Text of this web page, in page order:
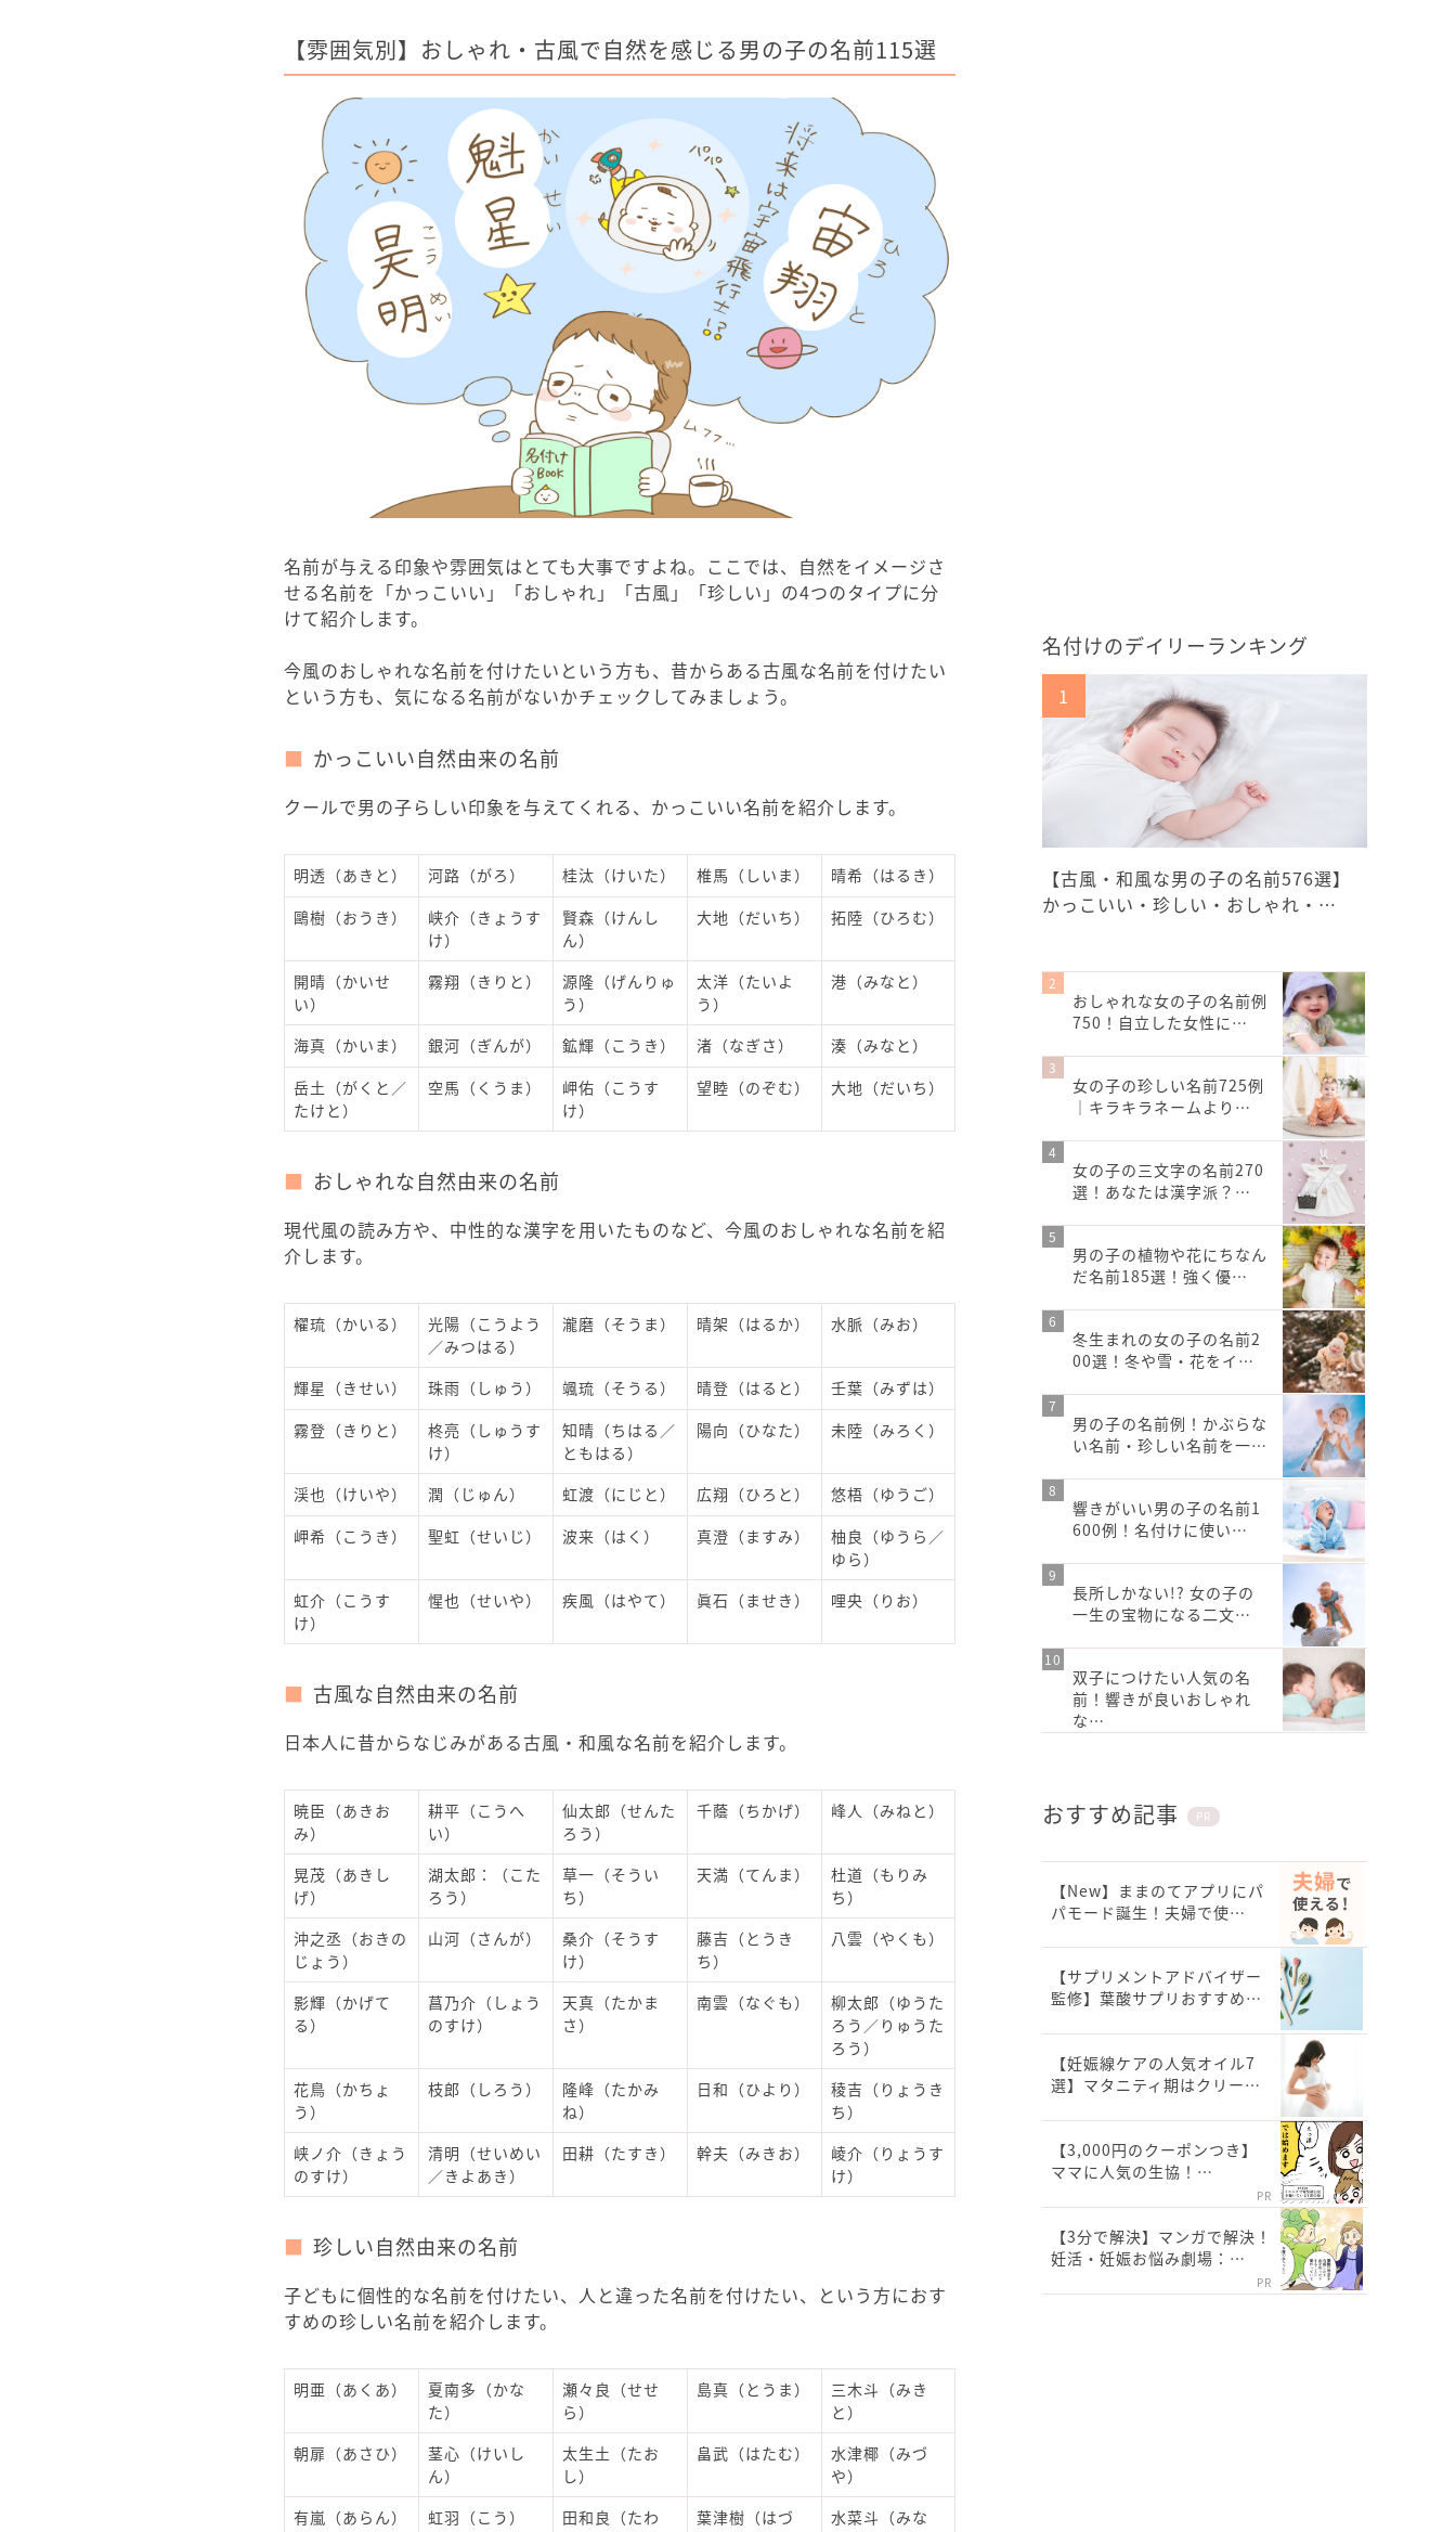
【雰囲気別】おしゃれ・古風で自然を感じる男の子の名前115選
名前が与える印象や雰囲気はとても大事ですよね。ここでは、自然をイメージさ
せる名前を「かっこいい」「おしゃれ」「古風」「珍しい」の4つのタイプに分
けて紹介します。
今風のおしゃれな名前を付けたいという方も、昔からある古風な名前を付けたい
という方も、気になる名前がないかチェックしてみましょう。
かっこいい自然由来の名前
クールで男の子らしい印象を与えてくれる、かっこいい名前を紹介します。
明透（あきと） 河路（がろ） 桂汰（けいた） 椎馬（しいま）
晴希（はるき）
鷗樹（おうき）
峡介（きょうす
け）
賢森（けんし
ん）
大地（だいち） 拓陸（ひろむ）
開晴（かいせ
い）
霧翔（きりと）
源隆（げんりゅ
う）
太洋（たいよ
う）
港（みなと）
海真（かいま） 銀河（ぎんが） 鉱輝（こうき） 渚（なぎさ）
湊（みなと）
岳土（がくと／
たけと）
空馬（くうま）
岬佑（こうす
け）
望睦（のぞむ） 大地（だいち）
おしゃれな自然由来の名前
現代風の読み方や、中性的な漢字を用いたものなど、今風のおしゃれな名前を紹
介します。
櫂琉（かいる）
光陽（こうよう
／みつはる）
瀧磨（そうま） 晴架（はるか） 水脈（みお）
輝星（きせい） 珠雨（しゅう） 颯琉（そうる） 晴登（はると）
壬葉（みずは）
霧登（きりと）
柊亮（しゅうす
け）
知晴（ちはる／
ともはる）
陽向（ひなた） 未陸（みろく）
渓也（けいや） 潤（じゅん） 虹渡（にじと） 広翔（ひろと）
悠梧（ゆうご）
岬希（こうき）
聖虹（せいじ） 波来（はく） 真澄（ますみ）
柚良（ゆうら／
ゆら）
虹介（こうす
け）
惺也（せいや） 疾風（はやて） 眞石（ませき） 哩央（りお）
古風な自然由来の名前
日本人に昔からなじみがある古風・和風な名前を紹介します。
暁臣（あきお
み）
耕平（こうへ
い）
仙太郎（せんた
ろう）
千蔭（ちかげ） 峰人（みねと）
晃茂（あきし
げ）
湖太郎：（こた
ろう）
草一（そうい
ち）
天満（てんま）
杜道（もりみ
ち）
沖之丞（おきの
じょう）
山河（さんが）
桑介（そうす
け）
藤吉（とうき
ち）
八雲（やくも）
影輝（かげて
る）
菖乃介（しょう
のすけ）
天真（たかま
さ）
南雲（なぐも）
柳太郎（ゆうた
ろう／りゅうた
ろう）
花鳥（かちょ
う）
枝郎（しろう）
隆峰（たかみ
ね）
日和（ひより）
稜吉（りょうき
ち）
峡ノ介（きょう
のすけ）
清明（せいめい
／きよあき）
田耕（たすき） 幹夫（みきお）
崚介（りょうす
け）
珍しい自然由来の名前
子どもに個性的な名前を付けたい、人と違った名前を付けたい、という方におす
すめの珍しい名前を紹介します。
明亜（あくあ）
夏南多（かな
た）
瀬々良（せせ
ら）
島真（とうま）
三木斗（みき
と）
朝扉（あさひ）
茎心（けいし
ん）
太生土（たお
し）
畠武（はたむ）
水津椰（みづ
や）
有嵐（あらん）
虹羽（こう）
田和良（たわ
葉津樹（はづ
水菜斗（みな
名付けのデイリーランキング
【古風・和風な男の子の名前576選】
かっこいい・珍しい・おしゃれ・…
おしゃれな女の子の名前例
750！自立した女性に…
女の子の珍しい名前725例
｜キラキラネームより…
女の子の三文字の名前270
選！あなたは漢字派？…
男の子の植物や花にちなん
だ名前185選！強く優…
冬生まれの女の子の名前2
00選！冬や雪・花をイ…
男の子の名前例！かぶらな
い名前・珍しい名前を一…
響きがいい男の子の名前1
600例！名付けに使い…
長所しかない!? 女の子の
一生の宝物になる二文…
双子につけたい人気の名
前！響きが良いおしゃれ
な…
おすすめ記事 PR
【New】ままのてアプリにパ
パモード誕生！夫婦で使…
【サプリメントアドバイザー
監修】葉酸サプリおすすめ…
【妊娠線ケアの人気オイル7
選】マタニティ期はクリー…
【3,000円のクーポンつき】
ママに人気の生協！…
PR
【3分で解決】マンガで解決！
妊活・妊娠お悩み劇場：…
PR